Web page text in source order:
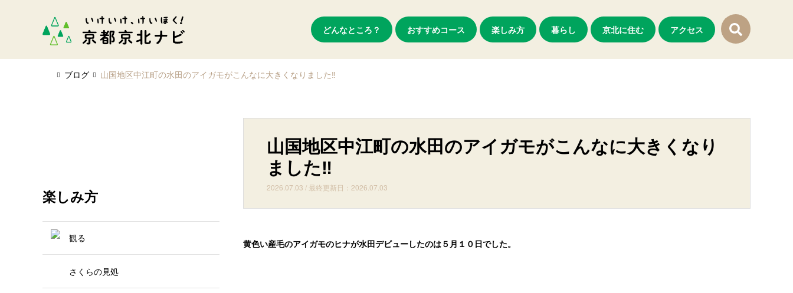
どんなところ？ おすすめコース 楽しみ方 暮らし 京北に住む アクセス
ブログ 山国地区中江町の水田のアイガモがこんなに大きくなりました‼
山国地区中江町の水田のアイガモがこんなに大きくなり
ました‼
2026.07.03 / 最終更新日：2026.07.03
黄色い産毛のアイガモのヒナが水田デビューしたのは５月１０日でした。
楽しみ方
観る
さくらの見処